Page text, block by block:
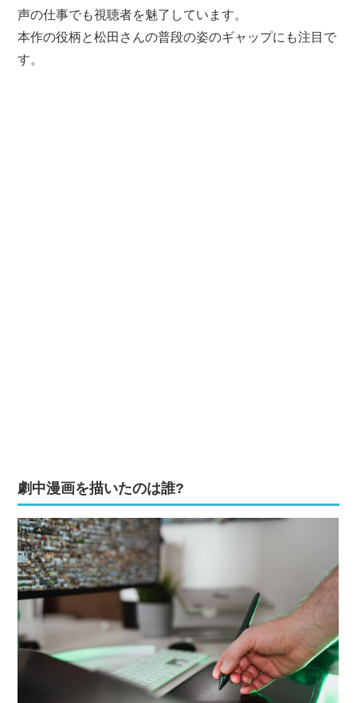
声の仕事でも視聴者を魅了しています。
本作の役柄と松田さんの普段の姿のギャップにも注目で
す。
劇中漫画を描いたのは誰?